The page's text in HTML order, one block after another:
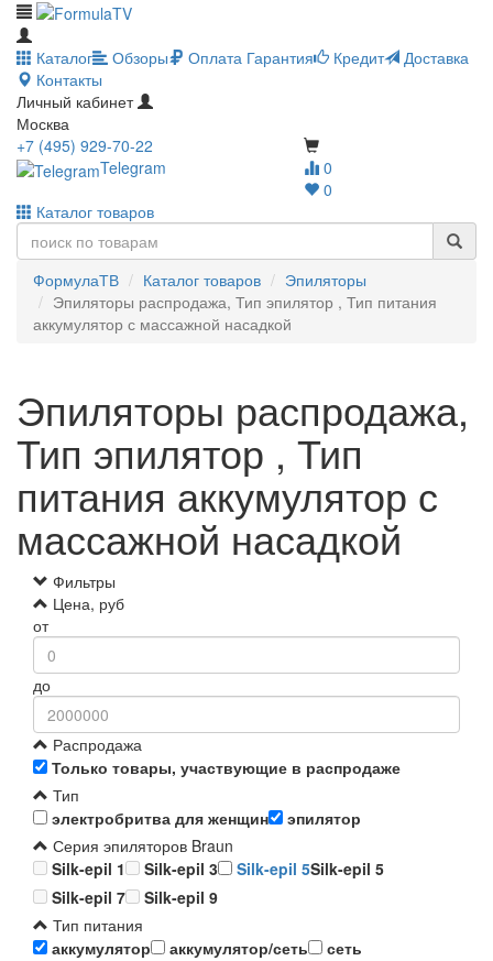
Каталог Обзоры Оплата Гарантия Кредит
Доставка
Контакты
Личный кабинет
Москва
0
0
+7 (495) 929-70-22
Telegram
Каталог товаров
ФормулаТВ Каталог товаров
Эпиляторы
Эпиляторы распродажа, Тип эпилятор , Тип питания
аккумулятор с массажной насадкой
Эпиляторы распродажа,
Тип эпилятор , Тип
питания аккумулятор с
массажной насадкой
Фильтры
Цена, руб
от
до
Распродажа
Только товары, участвующие в распродаже
Тип
электробритва для женщин
эпилятор
Серия эпиляторов Braun
Silk-epil 1
Silk-epil 3 Silk-epil 5Silk-epil 5
Silk-epil 7
Silk-epil 9
Тип питания
аккумулятор
аккумулятор/сеть
сеть